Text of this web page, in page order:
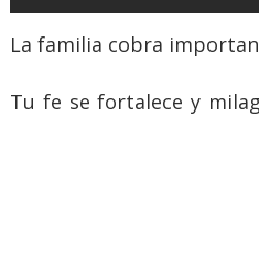
La familia cobra
Tu fe se fortalece y